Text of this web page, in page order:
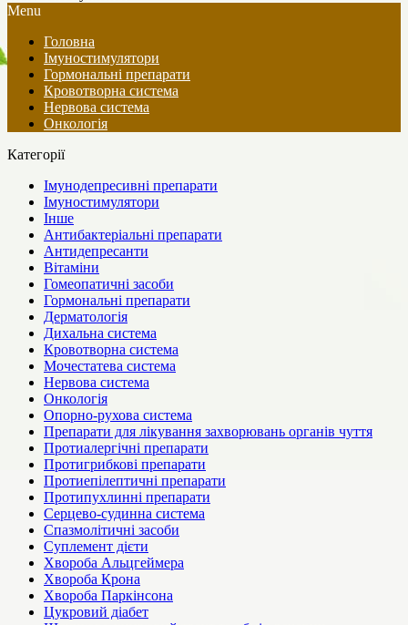
Menu
Головна
Імуностимулятори
Гормональні препарати
Кровотворна система
Нервова система
Онкологія
Категорії
Імунодепресивні препарати
Імуностимулятори
Інше
Антибактеріальні препарати
Антидепресанти
Вітаміни
Гомеопатичні засоби
Гормональні препарати
Дерматологія
Дихальна система
Кровотворна система
Мочестатева система
Нервова система
Онкологія
Опорно-рухова система
Препарати для лікування захворювань органів чуття
Протиалергічні препарати
Протигрибкові препарати
Протиепілептичні препарати
Протипухлинні препарати
Серцево-судинна система
Спазмолітичні засоби
Суплемент дієти
Хвороба Альцгеймера
Хвороба Крона
Хвороба Паркінсона
Цукровий діабет